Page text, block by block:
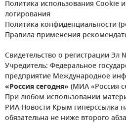
Политика использования Cookie
логирования
Политика конфиденциальности
Правила применения
Свидетельство о регистрации Эл
Учредитель: Федеральное
предприятие Международное
«Россия сегодня» (МИА «Россия
При любом использовании
РИА Новости Крым гиперссылка
обязательна не ниже второго